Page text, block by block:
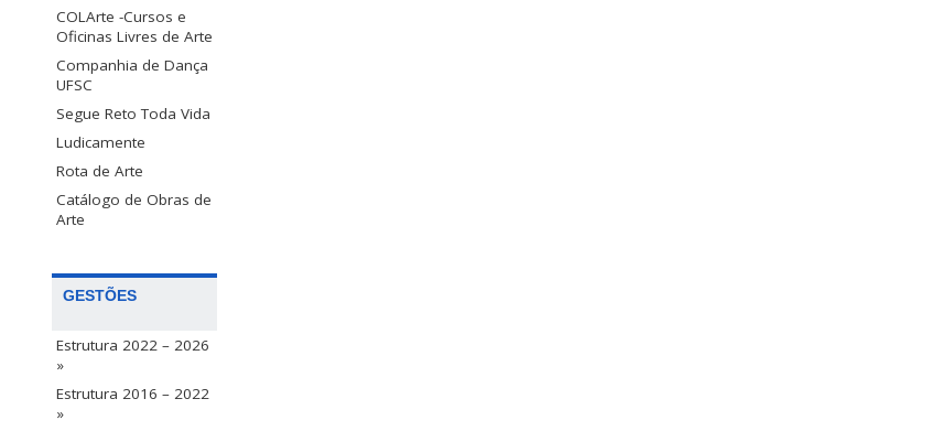
COLArte -Cursos e
Oficinas Livres de Arte
Companhia de Dança
UFSC
Segue Reto Toda Vida
Ludicamente
Rota de Arte
Catálogo de Obras de
Arte
GESTÕES
Estrutura 2022 – 2026
»
Estrutura 2016 – 2022
»